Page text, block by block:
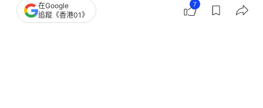
在Google
追蹤《香港01》
7